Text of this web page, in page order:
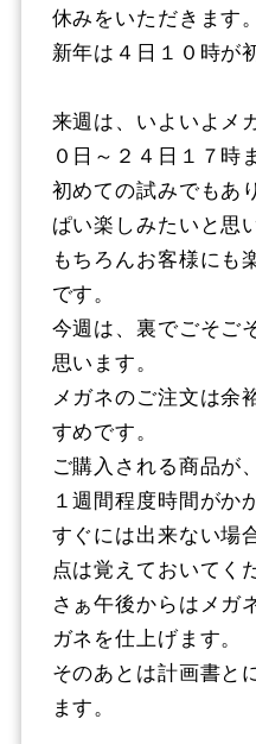
休みをいただきます。
新年は４日１０時が
来週は、いよいよメ
０日～２４日１７時
初めての試みでもあ
ぱい楽しみたいと思
もちろんお客様にも
です。
今週は、裏でごそご
思います。
メガネのご注文は余
すめです。
ご購入される商品が
１週間程度時間がか
すぐには出来ない場
点は覚えておいてく
さぁ午後からはメガ
ガネを仕上げます。
そのあとは計画書と
ます。